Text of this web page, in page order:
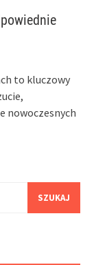
to kluczowy
nowoczesnych